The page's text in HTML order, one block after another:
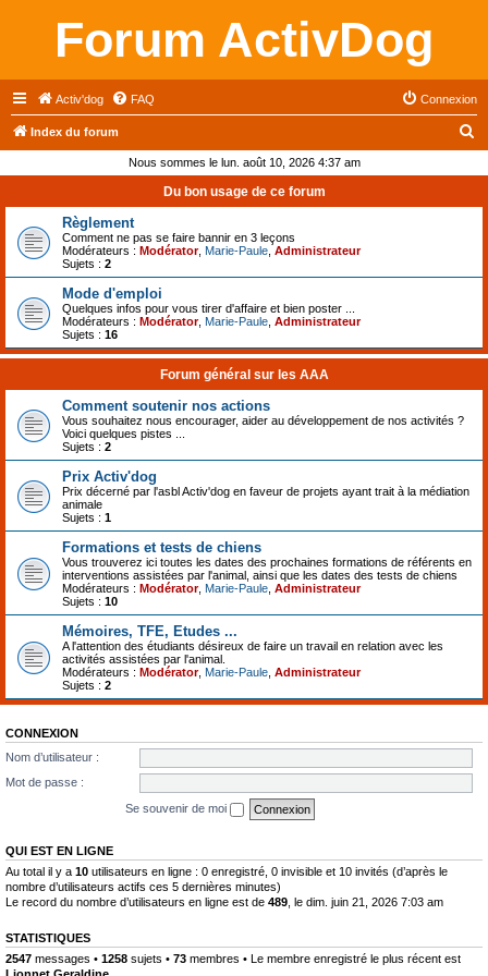
Forum ActivDog
Activ'dog FAQ Connexion
Index du forum
h
Nous sommes le lun. août 10, 2026 4:37 am
Du bon usage de ce forum
Règlement
Comment ne pas se faire bannir en 3 leçons
Modérateurs : Modérator, Marie-Paule Administrateur
Sujets : 2
Mode d'emploi
Quelques infos pour vous tirer d'affaire et bien poster ...
Modérateurs : Modérator, Marie-Paule Administrateur
Sujets : 16
Forum général sur les AAA
Comment soutenir nos actions
Vous souhaitez nous encourager, aider au développement de nos activités ?
Voici quelques pistes ...
Sujets : 2
Prix Activ'dog
Prix décerné par l'asbl Activ'dog en faveur de projets ayant trait à la médiation
animale
Sujets : 1
Formations et tests de chiens
Vous trouverez ici toutes les dates des prochaines formations de référents en
interventions assistées par l'animal, ainsi que les dates des tests de chiens
Modérateurs : Modérator, Marie-Paule Administrateur
Sujets : 10
Mémoires, TFE, Etudes ...
A l'attention des étudiants désireux de faire un travail en relation avec les
activités assistées par l'animal.
Modérateurs : Modérator, Marie-Paule Administrateur
Sujets : 2
CONNEXION
Nom d’utilisateur :
Mot de passe :
Se souvenir de moi
QUI EST EN LIGNE
Au total il y a 10 utilisateurs en ligne : 0 enregistré, 0 invisible et 10 invités (d’après le
nombre d’utilisateurs actifs ces 5 dernières minutes)
Le record du nombre d’utilisateurs en ligne est de 489 , le dim. juin 21, 2026 7:03 am
STATISTIQUES
2547 messages • 1258 sujets • 73 membres • Le membre enregistré le plus récent est
Lionnet Geraldine